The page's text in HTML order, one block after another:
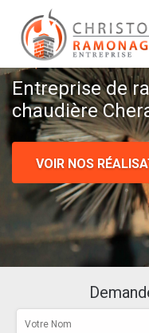
Entreprise de
chaudière
VOIR NOS